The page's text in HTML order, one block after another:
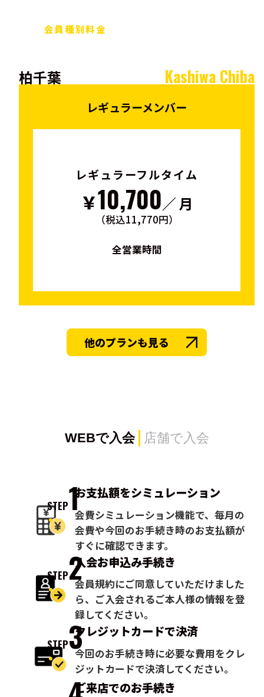
会員種別料金
柏千葉 Kashiwa Chiba
レギュラーメンバー
レギュラーフルタイム
￥10,700／ 月
（税込11,770円）
全営業時間
他のプランも見る
WEBで入会 店舗で入会
STEP1お支払額をシミュレーション
会費シミュレーション機能で、毎月の
会費や今回のお手続き時のお支払額が
すぐに確認できます。
STEP2入会お申込み手続き
会員規約にご同意していただけました
ら、ご入会されるご本人様の情報を登
録してください。
STEP3クレジットカードで決済
今回のお手続き時に必要な費用をクレ
ジットカードで決済してください。
ご来店でのお手続き